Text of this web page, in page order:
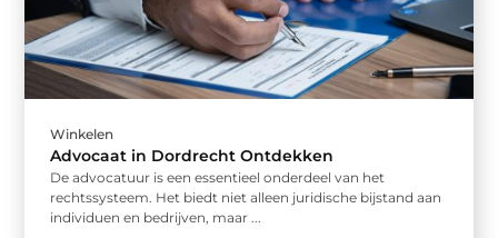
Winkelen
Advocaat in Dordrecht Ontdekken
De advocatuur is een essentieel onderdeel van het
rechtssysteem. Het biedt niet alleen juridische bijstand aan
individuen en bedrijven, maar ...